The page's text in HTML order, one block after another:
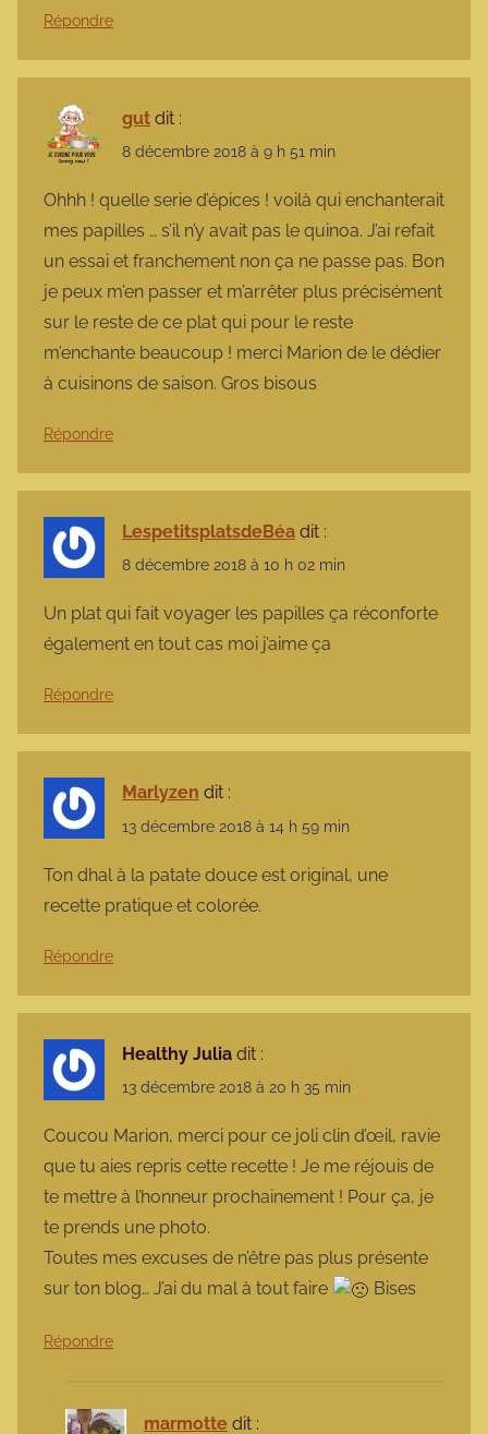
Répondre
gut dit :
8 décembre 2018 à 9 h 51 min
Ohhh ! quelle serie d’épices ! voilà qui enchanterait
mes papilles … s’il n’y avait pas le quinoa. J’ai refait
un essai et franchement non ça ne passe pas. Bon
je peux m’en passer et m’arrêter plus précisément
sur le reste de ce plat qui pour le reste
m’enchante beaucoup ! merci Marion de le dédier
à cuisinons de saison. Gros bisous
Répondre
LespetitsplatsdeBéa dit :
8 décembre 2018 à 10 h 02 min
Un plat qui fait voyager les papilles ça réconforte
également en tout cas moi j’aime ça
Répondre
Marlyzen dit :
13 décembre 2018 à 14 h 59 min
Ton dhal à la patate douce est original, une
recette pratique et colorée.
Répondre
Healthy Julia dit :
13 décembre 2018 à 20 h 35 min
Coucou Marion, merci pour ce joli clin d’œil, ravie
que tu aies repris cette recette ! Je me réjouis de
te mettre à l’honneur prochainement ! Pour ça, je
te prends une photo.
Toutes mes excuses de n’être pas plus présente
sur ton blog… J’ai du mal à tout faire
Bises
Répondre
marmotte dit :